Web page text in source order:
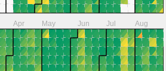
Apr May Jun Jul Aug